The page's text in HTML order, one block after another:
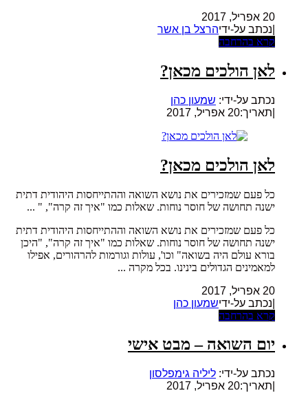
20 אפריל, 2017
|נכתב על-ידיהרצל בן אשר
קרא בהרחבה
לאן הולכים מכאן?
נכתב על-ידי: שמעון כהן
תאריך:20 אפריל, 2017
לאן הולכים מכאן?
כל פעם שמזכירים את נושא השואה וההתייחסות היהודית דתית
ישנה תחושה של חוסר נוחות. שאלות כמו "איך זה קרה", " ...
כל פעם שמזכירים את נושא השואה וההתייחסות היהודית דתית
ישנה תחושה של חוסר נוחות. שאלות כמו "איך זה קרה", "היכן
בורא עולם היה בשואה" וכו', עולות וגורמות להרהורים, אפילו
למאמינים הגדולים בינינו. בכל מקרה ...
20 אפריל, 2017
|נכתב על-ידישמעון כהן
קרא בהרחבה
יום השואה – מבט אישי
נכתב על-ידי: ליליה גימפלסון
תאריך:20 אפריל, 2017